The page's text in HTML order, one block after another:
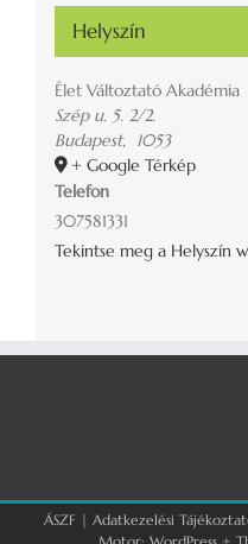
Helyszín
Élet Változtató Akadémia
Szép u. 5. 2/2.
Budapest, 1053
+ Google Térkép
Telefon
307581331
Tekintse meg a Helyszín
ÁSZF | Adatkezelési